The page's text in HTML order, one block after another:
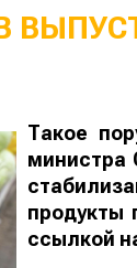
Такое
министра
продукты
ссылкой